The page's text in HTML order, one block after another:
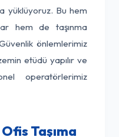
yüklüyoruz. Bu hem
hem de taşınma
önlemlerimiz
etüdü yapılır ve
operatörlerimiz
Taşıma